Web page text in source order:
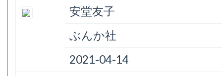
安堂友子
ぶんか社
2021-04-14